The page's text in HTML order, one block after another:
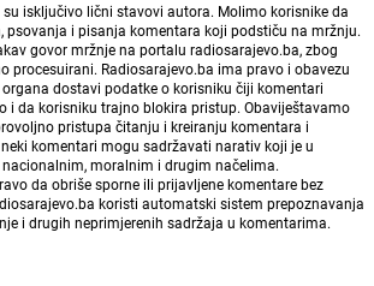
isključivo lični stavovi autora. Molimo korisnike da
psovanja i pisanja komentara koji podstiču na mržnju.
govor mržnje na portalu radiosarajevo.ba, zbog
procesuirani. Radiosarajevo.ba ima pravo i obavezu
dostavi podatke o korisniku čiji komentari
i da korisniku trajno blokira pristup. Obaviještavamo
pristupa čitanju i kreiranju komentara i
komentari mogu sadržavati narativ koji je u
moralnim i drugim načelima.
da obriše sporne ili prijavljene komentare bez
koristi automatski sistem prepoznavanja
i drugih neprimjerenih sadržaja u komentarima.